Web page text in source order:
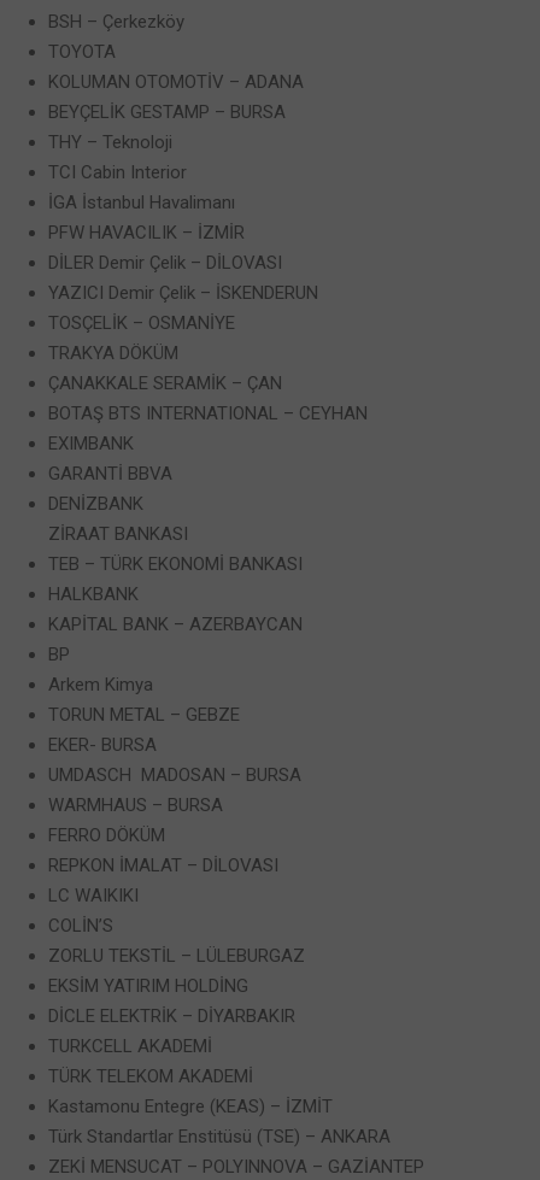
BSH – Çerkezköy
TOYOTA
KOLUMAN OTOMOTİV – ADANA
BEYÇELİK GESTAMP – BURSA
THY – Teknoloji
TCI Cabin Interior
İGA İstanbul Havalimanı
PFW HAVACILIK – İZMİR
DİLER Demir Çelik – DİLOVASI
YAZICI Demir Çelik – İSKENDERUN
TOSÇELİK – OSMANİYE
TRAKYA DÖKÜM
ÇANAKKALE SERAMİK – ÇAN
BOTAŞ BTS INTERNATIONAL – CEYHAN
EXIMBANK
GARANTİ BBVA
DENİZBANK
ZİRAAT BANKASI
TEB – TÜRK EKONOMİ BANKASI
HALKBANK
KAPİTAL BANK – AZERBAYCAN
BP
Arkem Kimya
TORUN METAL – GEBZE
EKER- BURSA
UMDASCH MADOSAN – BURSA
WARMHAUS – BURSA
FERRO DÖKÜM
REPKON İMALAT – DİLOVASI
LC WAIKIKI
COLİN’S
ZORLU TEKSTİL – LÜLEBURGAZ
EKSİM YATIRIM HOLDİNG
DİCLE ELEKTRİK – DİYARBAKIR
TURKCELL AKADEMİ
TÜRK TELEKOM AKADEMİ
Kastamonu Entegre (KEAS) – İZMİT
Türk Standartlar Enstitüsü (TSE) – ANKARA
ZEKİ MENSUCAT – POLYINNOVA – GAZİANTEP